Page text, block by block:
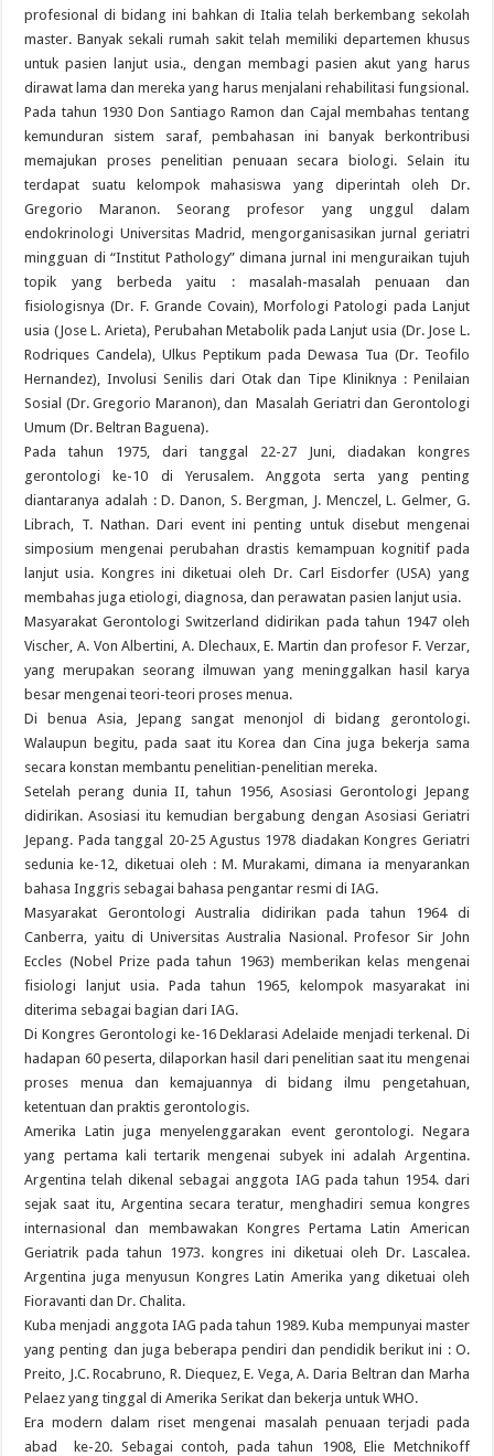
profesional di bidang ini bahkan di Italia telah berkembang sekolah
master. Banyak sekali rumah sakit telah memiliki departemen khusus
untuk pasien lanjut usia., dengan membagi pasien akut yang harus
dirawat lama dan mereka yang harus menjalani rehabilitasi fungsional.
Pada tahun 1930 Don Santiago Ramon dan Cajal membahas tentang
kemunduran sistem saraf, pembahasan ini banyak berkontribusi
memajukan proses penelitian penuaan secara biologi. Selain itu
terdapat suatu kelompok mahasiswa yang diperintah oleh Dr.
Gregorio Maranon. Seorang profesor yang unggul dalam
endokrinologi Universitas Madrid, mengorganisasikan jurnal geriatri
mingguan di “Institut Pathology” dimana jurnal ini menguraikan tujuh
topik yang berbeda yaitu : masalah-masalah penuaan dan
fisiologisnya (Dr. F. Grande Covain), Morfologi Patologi pada Lanjut
usia (Jose L. Arieta), Perubahan Metabolik pada Lanjut usia (Dr. Jose L.
Rodriques Candela), Ulkus Peptikum pada Dewasa Tua (Dr. Teofilo
Hernandez), Involusi Senilis dari Otak dan Tipe Kliniknya : Penilaian
Sosial (Dr. Gregorio Maranon), dan Masalah Geriatri dan Gerontologi
Umum (Dr. Beltran Baguena).
Pada tahun 1975, dari tanggal 22-27 Juni, diadakan kongres
gerontologi ke-10 di Yerusalem. Anggota serta yang penting
diantaranya adalah : D. Danon, S. Bergman, J. Menczel, L. Gelmer, G.
Librach, T. Nathan. Dari event ini penting untuk disebut mengenai
simposium mengenai perubahan drastis kemampuan kognitif pada
lanjut usia. Kongres ini diketuai oleh Dr. Carl Eisdorfer (USA) yang
membahas juga etiologi, diagnosa, dan perawatan pasien lanjut usia.
Masyarakat Gerontologi Switzerland didirikan pada tahun 1947 oleh
Vischer, A. Von Albertini, A. Dlechaux, E. Martin dan profesor F. Verzar,
yang merupakan seorang ilmuwan yang meninggalkan hasil karya
besar mengenai teori-teori proses menua.
Di benua Asia, Jepang sangat menonjol di bidang gerontologi.
Walaupun begitu, pada saat itu Korea dan Cina juga bekerja sama
secara konstan membantu penelitian-penelitian mereka.
Setelah perang dunia II, tahun 1956, Asosiasi Gerontologi Jepang
didirikan. Asosiasi itu kemudian bergabung dengan Asosiasi Geriatri
Jepang. Pada tanggal 20-25 Agustus 1978 diadakan Kongres Geriatri
sedunia ke-12, diketuai oleh : M. Murakami, dimana ia menyarankan
bahasa Inggris sebagai bahasa pengantar resmi di IAG.
Masyarakat Gerontologi Australia didirikan pada tahun 1964 di
Canberra, yaitu di Universitas Australia Nasional. Profesor Sir John
Eccles (Nobel Prize pada tahun 1963) memberikan kelas mengenai
fisiologi lanjut usia. Pada tahun 1965, kelompok masyarakat ini
diterima sebagai bagian dari IAG.
Di Kongres Gerontologi ke-16 Deklarasi Adelaide menjadi terkenal. Di
hadapan 60 peserta, dilaporkan hasil dari penelitian saat itu mengenai
proses menua dan kemajuannya di bidang ilmu pengetahuan,
ketentuan dan praktis gerontologis.
Amerika Latin juga menyelenggarakan event gerontologi. Negara
yang pertama kali tertarik mengenai subyek ini adalah Argentina.
Argentina telah dikenal sebagai anggota IAG pada tahun 1954. dari
sejak saat itu, Argentina secara teratur, menghadiri semua kongres
internasional dan membawakan Kongres Pertama Latin American
Geriatrik pada tahun 1973. kongres ini diketuai oleh Dr. Lascalea.
Argentina juga menyusun Kongres Latin Amerika yang diketuai oleh
Fioravanti dan Dr. Chalita.
Kuba menjadi anggota IAG pada tahun 1989. Kuba mempunyai master
yang penting dan juga beberapa pendiri dan pendidik berikut ini : O.
Preito, J.C. Rocabruno, R. Diequez, E. Vega, A. Daria Beltran dan Marha
Pelaez yang tinggal di Amerika Serikat dan bekerja untuk WHO.
Era modern dalam riset mengenai masalah penuaan terjadi pada
abad ke-20. Sebagai contoh, pada tahun 1908, Elie Metchnikoff